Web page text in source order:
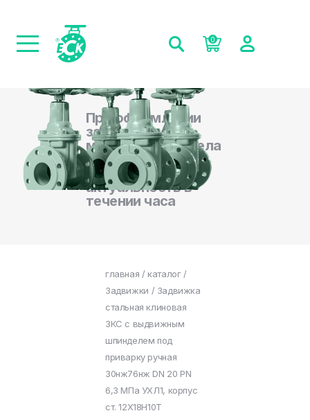
0
При оформлении
заказа на сайте,
менеджеры отдела
продаж
подтверждают
актуальность в
течении часа
главная / каталог/
Задвижки / Задвижка
стальная клиновая
ЗКС с выдвижным
шпинделем под
приварку ручная
30нж76нж DN 20 PN
6,3 МПа УХЛ1, корпус
ст. 12Х18Н10Т